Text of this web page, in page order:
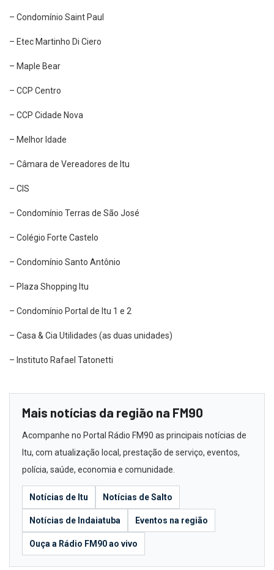
– Condomínio Saint Paul
– Etec Martinho Di Ciero
– Maple Bear
– CCP Centro
– CCP Cidade Nova
– Melhor Idade
– Câmara de Vereadores de Itu
– CIS
– Condomínio Terras de São José
– Colégio Forte Castelo
– Condomínio Santo Antônio
– Plaza Shopping Itu
– Condomínio Portal de Itu 1 e 2
– Casa & Cia Utilidades (as duas unidades)
– Instituto Rafael Tatonetti
Mais notícias da região na FM90
Acompanhe no Portal Rádio FM90 as principais notícias de
Itu, com atualização local, prestação de serviço, eventos,
polícia, saúde, economia e comunidade.
Notícias de Itu Notícias de Salto
Notícias de Indaiatuba Eventos na região
Ouça a Rádio FM90 ao vivo